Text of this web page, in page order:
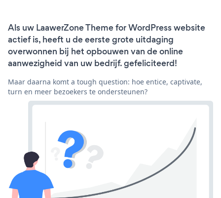
Als uw LaawerZone Theme for WordPress website
actief is, heeft u de eerste grote uitdaging
overwonnen bij het opbouwen van de online
aanwezigheid van uw bedrijf. gefeliciteerd!
Maar daarna komt a tough question: hoe entice, captivate,
turn en meer bezoekers te ondersteunen?